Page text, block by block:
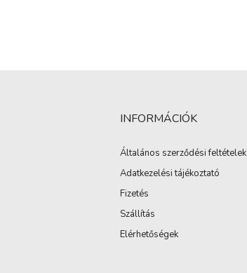
INFORMÁCIÓK
Általános szerződési feltételek
Adatkezelési tájékoztató
Fizetés
Szállítás
Elérhetőségek